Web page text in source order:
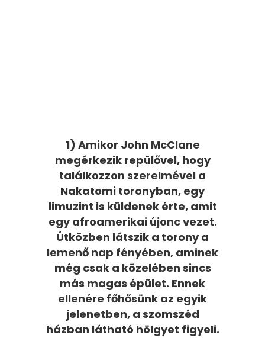
1) Amikor John McClane
megérkezik repülővel, hogy
találkozzon szerelmével a
Nakatomi toronyban, egy
limuzint is küldenek érte, amit
egy afroamerikai újonc vezet.
Útközben látszik a torony a
lemenő nap fényében, aminek
még csak a közelében sincs
más magas épület. Ennek
ellenére főhősünk az egyik
jelenetben, a szomszéd
házban látható hölgyet figyeli.